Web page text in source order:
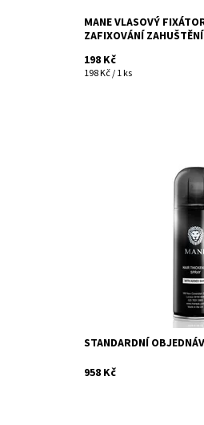
MANE VLASOVÝ
ZAFIXOVÁNÍ
198 Kč
198 Kč / 1 ks
Mane vlasový zesilovač
zhuštění řídkých a
Skladem
79/POP
STANDARDNÍ
958 Kč